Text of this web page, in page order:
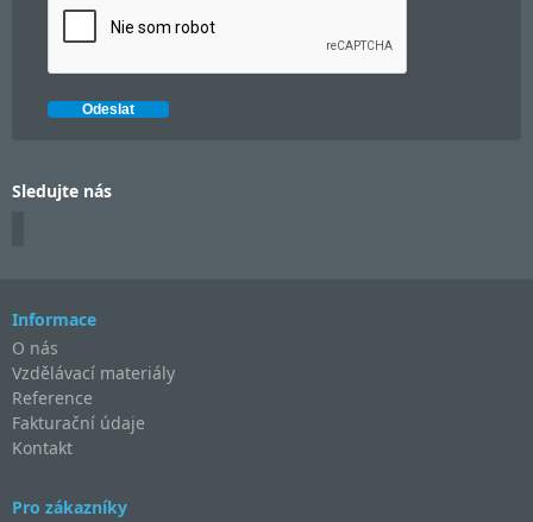
Sledujte nás
Informace
O nás
Vzdělávací materiály
Reference
Fakturační údaje
Kontakt
Pro zákazníky